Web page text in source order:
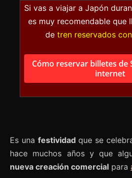
Si vas a viajar a Japón
es muy recomendable que
detren reservados
Cómo reservar billetes de
internet
Es una festividad que se
hace muchos años y que
nueva creación comercial para